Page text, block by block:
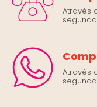
Através
Através